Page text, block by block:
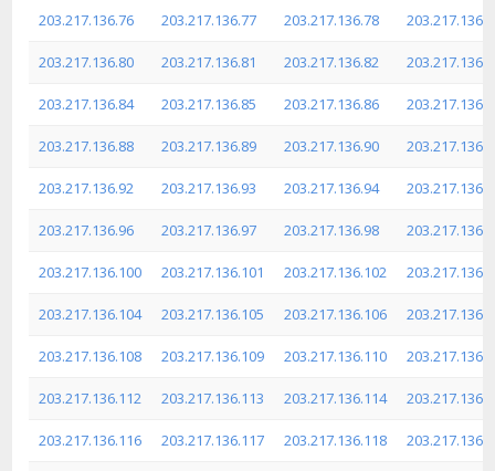
203.217.136.76 203.217.136.77 203.217.136.78
203.217.136.80 203.217.136.81 203.217.136.82
203.217.136.84 203.217.136.85 203.217.136.86
203.217.136.88 203.217.136.89 203.217.136.90
203.217.136.92 203.217.136.93 203.217.136.94
203.217.136.96 203.217.136.97 203.217.136.98
203.217.136.100 203.217.136.101 203.217.136.102
203.217.136.104 203.217.136.105 203.217.136.106
203.217.136.108 203.217.136.109 203.217.136.110
203.217.136.112 203.217.136.113 203.217.136.114
203.217.136.116 203.217.136.117 203.217.136.118